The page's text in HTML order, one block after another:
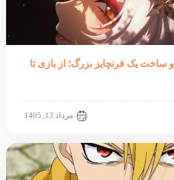
Wuthering Waves و ساخت یک فرنچایز بزرگ؛ از بازی تا
مرداد 13, 1405